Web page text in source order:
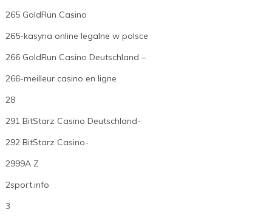
265 GoldRun Casino
265-kasyna online legalne w polsce
266 GoldRun Casino Deutschland –
266-meilleur casino en ligne
28
291 BitStarz Casino Deutschland-
292 BitStarz Casino-
2999A Z
2sport.info
3